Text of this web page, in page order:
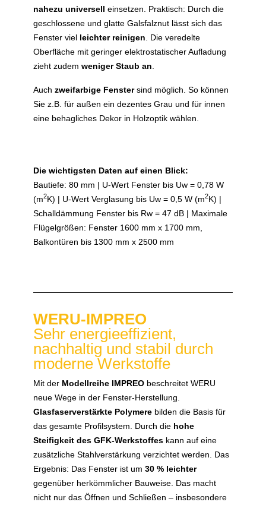
nahezu universell einsetzen. Praktisch: Durch die
geschlossene und glatte Galsfalznut lässt sich das
Fenster viel leichter reinigen . Die veredelte
Oberfläche mit geringer elektrostatischer Aufladung
zieht zudem weniger Staub an
Auch zweifarbige Fenstersind möglich. So können
Sie z.B. für außen ein dezentes Grau und für innen
eine behagliches Dekor in Holzoptik wählen.
Die wichtigsten Daten auf einen Blick:
Bautiefe: 80 mm | U-Wert Fenster bis Uw = 0,78 W
(m2K) | U-Wert Verglasung bis Uw = 0,5 W (m2K) |
Schalldämmung Fenster bis Rw = 47 dB | Maximale
Flügelgrößen: Fenster 1600 mm x 1700 mm,
Balkontüren bis 1300 mm x 2500 mm
WERU-IMPREO
Sehr energieeffizient,
nachhaltig und stabil durch
moderne Werkstoffe
Mit der Modellreihe IMPREO beschreitet WERU
neue Wege in der Fenster-Herstellung.
Glasfaserverstärkte Polymere bilden die Basis für
das gesamte Profilsystem. Durch die hohe
Steifigkeit des GFK-Werkstoffes kann auf eine
zusätzliche Stahlverstärkung verzichtet werden. Das
Ergebnis: Das Fenster ist um 30 % leichter
gegenüber herkömmlicher Bauweise. Das macht
nicht nur das Öffnen und Schließen – insbesondere